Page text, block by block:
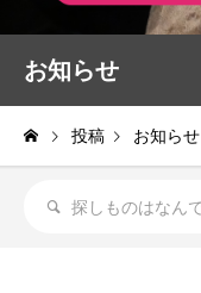
お知らせ
投稿 お知らせ